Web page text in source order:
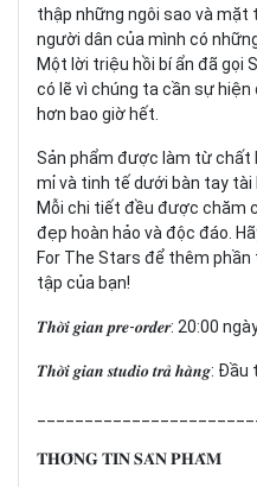
thập những ngôi sao và
người dân của mình có
Một lời triệu hồi bí ẩn đã gọi
có lẽ vì chúng ta cần sự
hơn bao giờ hết.
Sản phẩm được làm từ chất
mỉ và tinh tế dưới bàn tay tài
Mỗi chi tiết đều được chăm
đẹp hoàn hảo và độc đáo.
For The Stars để thêm
tập của bạn!
𝑻𝒉𝒐̛̀𝒊 𝒈𝒊𝒂𝒏 𝒑𝒓𝒆-𝒐𝒓𝒅𝒆𝒓: 20:00
𝑻𝒉𝒐̛̀𝒊 𝒈𝒊𝒂𝒏 𝒔𝒕𝒖𝒅𝒊𝒐 𝒕𝒓𝒂̉ 𝒉𝒂̀𝒏𝒈:
𝐓𝐇𝐎̂𝐍𝐆 𝐓𝐈𝐍 𝐒𝐀̉𝐍 𝐏𝐇𝐀̂̉𝐌